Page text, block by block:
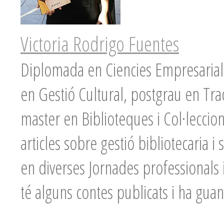
Victoria Rodrigo Fuentes
Diplomada en Ciencies
en Gestió Cultural, postgrau en
master en Biblioteques i
articles sobre gestió bibliotecaria
en diverses Jornades
té alguns contes publicats i ha